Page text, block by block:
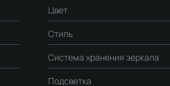
Цвет
Стиль
Система хранения зеркала
Подсветка